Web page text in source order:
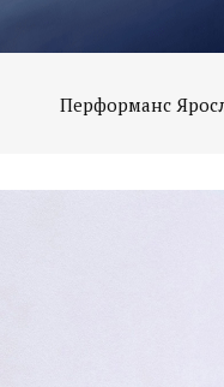
Перформанс